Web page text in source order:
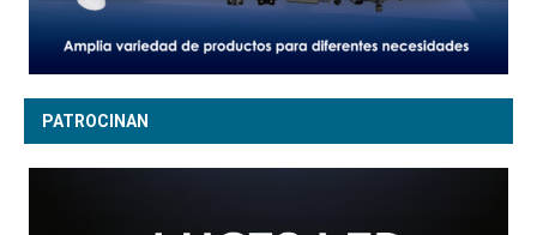
PATROCINAN